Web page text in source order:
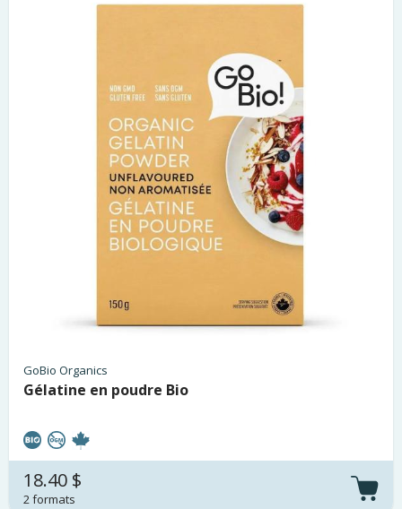
GoBio Organics
Gélatine en poudre Bio
18.40 $
2 formats